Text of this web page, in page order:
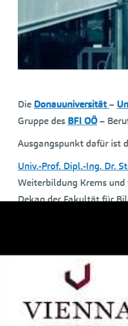
Die Donauuniversität–
Gruppe des BFI OÖ–
Ausgangspunkt dafür ist
Univ.-Prof. Dipl.-Ing. Dr.
Weiterbildung Krems
Dekan der Fakultät für
Geschäftsbereichs
Dieser Brückenschlag
und der BBRZ-Gruppe
Qualitätsentwicklung